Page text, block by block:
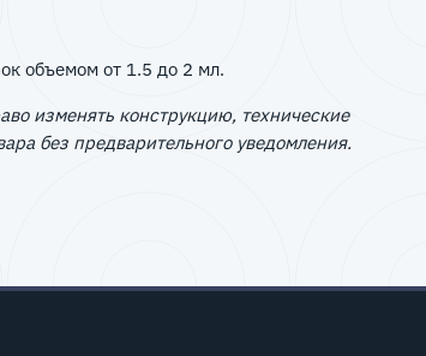
объемом от 1.5 до 2 мл.
изменять конструкцию, технические
без предварительного уведомления.